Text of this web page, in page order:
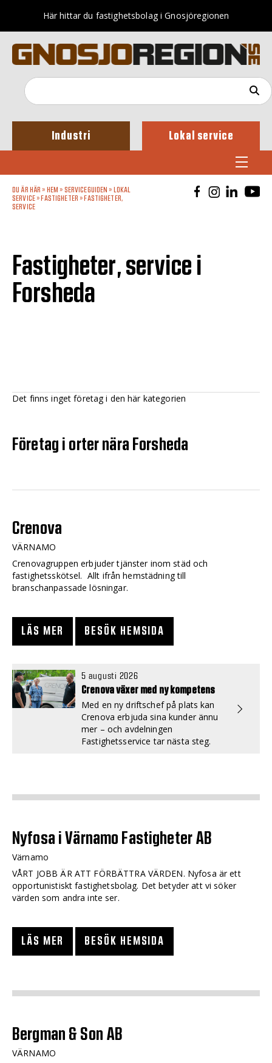
Här hittar du fastighetsbolag i Gnosjöregionen
Industri Lokal service
DU ÄR HÄR » HEM » SERVICEGUIDEN »
LOKAL
SERVICE» FASTIGHETER » FASTIGHETER,
SERVICE
Fastigheter, service i
Forsheda
Det finns inget företag i den här kategorien
Företag i orter nära Forsheda
Crenova
VÄRNAMO
Crenovagruppen erbjuder tjänster inom städ och
fastighetsskötsel. Allt ifrån hemstädning till
branschanpassade lösningar.
LÄS MER BESÖK HEMSIDA
5 augusti 2026
Crenova växer med ny kompetens
Med en ny driftschef på plats kan
Crenova erbjuda sina kunder ännu
mer – och avdelningen
Fastighetsservice tar nästa steg.
Nyfosa i Värnamo Fastigheter AB
Värnamo
VÅRT JOBB ÄR ATT FÖRBÄTTRA VÄRDEN. Nyfosa är ett
opportunistiskt fastighetsbolag. Det betyder att vi söker
värden som andra inte ser.
LÄS MER BESÖK HEMSIDA
Bergman & Son AB
VÄRNAMO